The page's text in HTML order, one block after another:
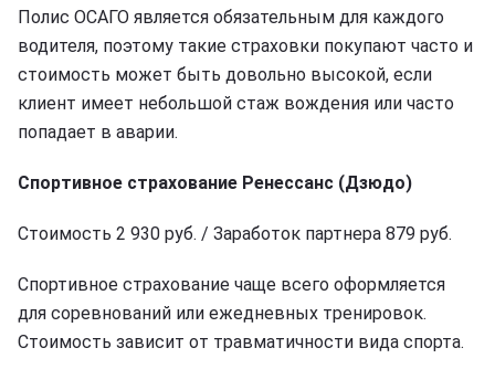
Полис ОСАГО является обязательным для каждого
водителя, поэтому такие страховки покупают часто и
стоимость может быть довольно высокой, если
клиент имеет небольшой стаж вождения или часто
попадает в аварии.
Спортивное страхование Ренессанс (Дзюдо)
Стоимость 2 930 руб. / Заработок партнера 879 руб.
Спортивное страхование чаще всего оформляется
для соревнований или ежедневных тренировок.
Стоимость зависит от травматичности вида спорта.